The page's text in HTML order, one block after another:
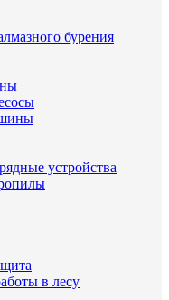
бурения
устройства
в лесу